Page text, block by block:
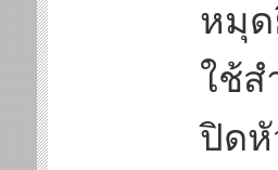
หมุด
ใช้ส
ปิดหั